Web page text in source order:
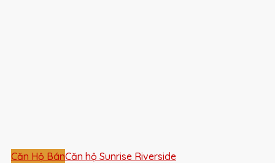
Căn Hộ BánCăn hộ Sunrise Riverside